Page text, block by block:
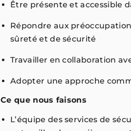
Être présente et accessible
Répondre aux
sûreté et de sécurité
Travailler en collaboration
Adopter une approche
Ce que nous faisons
L’équipe des services de